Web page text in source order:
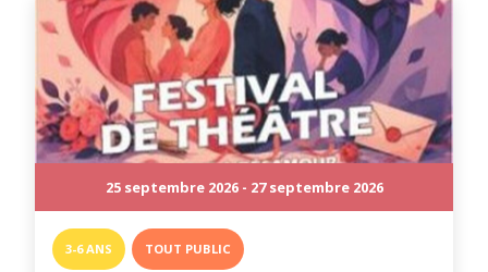
25 septembre 2026 - 27 septembre 2026
3-6 ANS TOUT PUBLIC